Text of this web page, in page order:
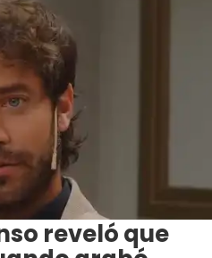
reveló que